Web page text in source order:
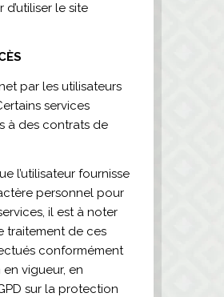
le site
par les utilisateurs
services
à des contrats de
l’utilisateur fournisse
personnel pour
il est à noter
traitement de ces
conformément
vigueur, en
sur la protection